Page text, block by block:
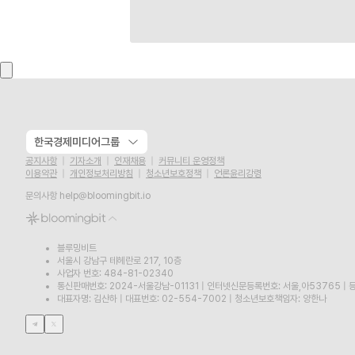
한국경제미디어그룹
공지사항 기자소개 인재채용
커뮤니티 운영정책
이용약관
개인정보처리방침 청소년보호정책
언론윤리강령
문의사항 help@bloomingbit.io
블루밍비트
서울시 강남구 테헤란로 217, 10층
사업자 번호: 484-81-02340
통신판매번호: 2024-서울강남-01131
인터넷신문등록번호: 서울,아53765
대표자명: 김산하
대표번호: 02-554-7002 청소년보호책임자: 양한나